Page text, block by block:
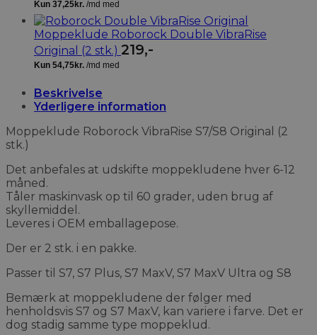
Moppeklude Roborock Double VibraRise
Original (2 stk.) 219,-
Beskrivelse
Yderligere information
Moppeklude Roborock VibraRise S7/S8 Original (2
stk.)
Det anbefales at udskifte moppekludene hver 6-12
måned.
Tåler maskinvask op til 60 grader, uden brug af
skyllemiddel.
Leveres i OEM emballagepose.
Der er 2 stk. i en pakke.
Passer til S7, S7 Plus, S7 MaxV, S7 MaxV Ultra og S8
Bemærk at moppekludene der følger med
henholdsvis S7 og S7 MaxV, kan variere i farve. Det er
dog stadig samme type moppeklud.